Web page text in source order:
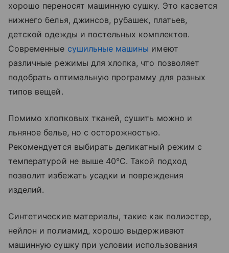
хорошо переносят машинную сушку. Это касается
нижнего белья, джинсов, рубашек, платьев,
детской одежды и постельных комплектов.
Современные сушильные машины имеют
различные режимы для хлопка, что позволяет
подобрать оптимальную программу для разных
типов вещей.
Помимо хлопковых тканей, сушить можно и
льняное белье, но с осторожностью.
Рекомендуется выбирать деликатный режим с
температурой не выше 40°C. Такой подход
позволит избежать усадки и повреждения
изделий.
Синтетические материалы, такие как полиэстер,
нейлон и полиамид, хорошо выдерживают
машинную сушку при условии использования